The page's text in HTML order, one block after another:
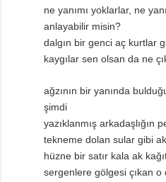
ne yanımı yoklarlar, ne
anlayabilir misin?
dalgın bir genci aç kurtlar
kaygılar sen olsan da ne
ağzının bir yanında
şimdi
yazıklanmış arkadaşlığın
tekneme dolan sular gibi
hüzne bir satır kala ak
sergenlere gölgesi çıkan o